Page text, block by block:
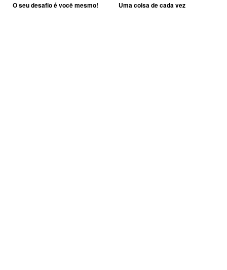
O seu desafio é você mesmo! Uma coisa de cada vez